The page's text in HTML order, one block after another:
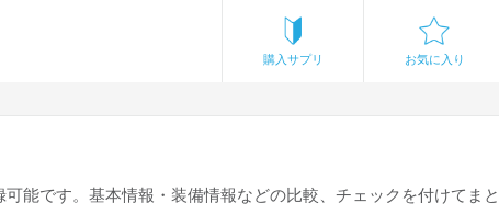
購入サプリ お気に入り
可能です。基本情報・装備情報などの比較、チェックを付けてま